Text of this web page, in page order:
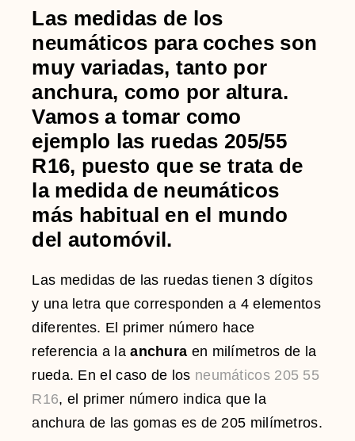
Las medidas de los
neumáticos para coches son
muy variadas, tanto por
anchura, como por altura.
Vamos a tomar como
ejemplo las ruedas 205/55
R16, puesto que se trata de
la medida de neumáticos
más habitual en el mundo
del automóvil.
Las medidas de las ruedas tienen 3 dígitos
y una letra que corresponden a 4 elementos
diferentes. El primer número hace
referencia a laanchura en milímetros de la
rueda. En el caso de los neumáticos 205 55
R16, el primer número indica que la
anchura de las gomas es de 205 milímetros.